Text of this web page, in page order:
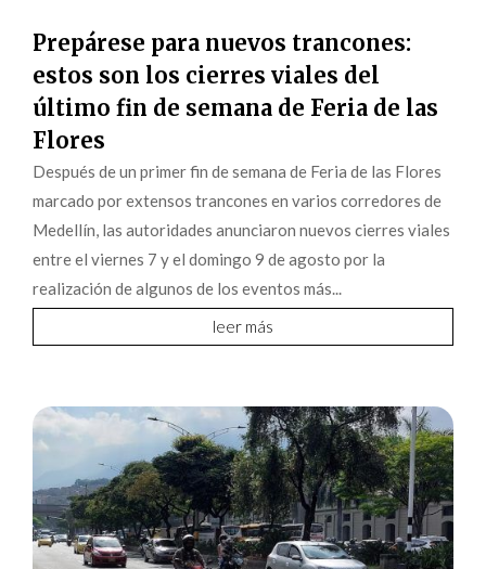
Prepárese para nuevos trancones:
estos son los cierres viales del
último fin de semana de Feria de las
Flores
Después de un primer fin de semana de Feria de las Flores
marcado por extensos trancones en varios corredores de
Medellín, las autoridades anunciaron nuevos cierres viales
entre el viernes 7 y el domingo 9 de agosto por la
realización de algunos de los eventos más...
leer más